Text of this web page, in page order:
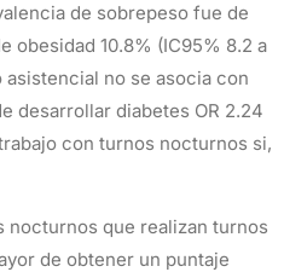
de sobrepeso fue de
obesidad 10.8% (IC95% 8.2 a
no se asocia con
desarrollar diabetes OR 2.24
con turnos nocturnos si,
nocturnos que realizan turnos
de obtener un puntaje